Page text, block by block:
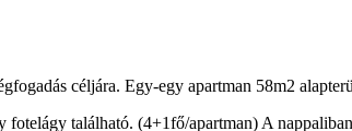
céljára. Egy-egy apartman 58m2
található. (4+1fő/apartman) A